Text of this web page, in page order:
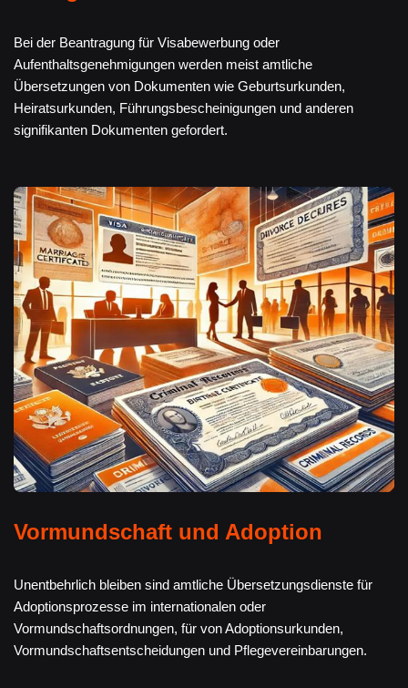
Bei der Beantragung für Visabewerbung oder
Aufenthaltsgenehmigungen werden meist amtliche
Übersetzungen von Dokumenten wie Geburtsurkunden,
Heiratsurkunden, Führungsbescheinigungen und anderen
signifikanten Dokumenten gefordert.
Vormundschaft und Adoption
Unentbehrlich bleiben sind amtliche Übersetzungsdienste für
Adoptionsprozesse im internationalen oder
Vormundschaftsordnungen, für von Adoptionsurkunden,
Vormundschaftsentscheidungen und Pflegevereinbarungen.